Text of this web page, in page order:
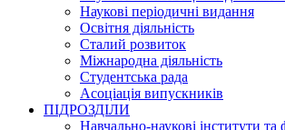
Наукові періодичні видання
Освітня діяльність
Сталий розвиток
Міжнародна діяльність
Студентська рада
Асоціація випускників
ПІДРОЗДІЛИ
Навчально-наукові інститути та